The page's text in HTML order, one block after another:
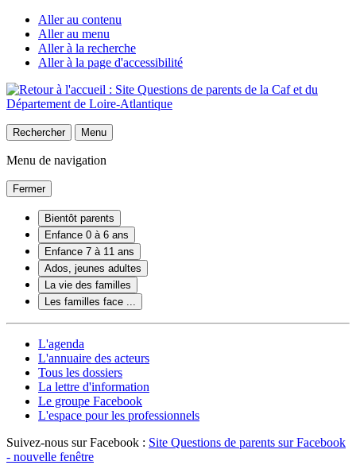
Aller au contenu
Aller au menu
Aller à la recherche
Aller à la page d'accessibilité
Rechercher Menu
Menu de navigation
Fermer
Bientôt parents
Enfance 0 à 6 ans
Enfance 7 à 11 ans
Ados, jeunes adultes
La vie des familles
Les familles face ...
L'agenda
L'annuaire des acteurs
Tous les dossiers
La lettre d'information
Le groupe Facebook
L'espace pour les professionnels
Suivez-nous sur Facebook : Site Questions de parents sur Facebook
- nouvelle fenêtre